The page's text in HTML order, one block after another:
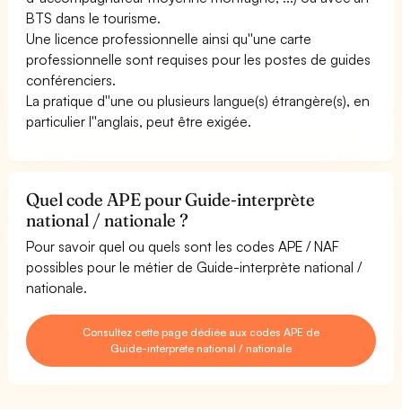
BTS dans le tourisme.
Une licence professionnelle ainsi qu''une carte
professionnelle sont requises pour les postes de guides
conférenciers.
La pratique d''une ou plusieurs langue(s) étrangère(s), en
particulier l''anglais, peut être exigée.
Quel code APE pour Guide-interprète
national / nationale ?
Pour savoir quel ou quels sont les codes APE / NAF
possibles pour le métier de Guide-interprète national /
nationale.
Consultez cette page dédiée aux codes APE de
Guide-interprète national / nationale